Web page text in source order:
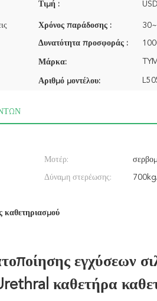
Τιμή :
Χρόνος παράδοσης :
Δυνατότητα προσφοράς :
Μάρκα: TYM
Αριθμό μοντέλου:
Μοτέρ:
Δύναμη στερέωσης:
καθετηριασμού
εγχύσεων
καθετήρα